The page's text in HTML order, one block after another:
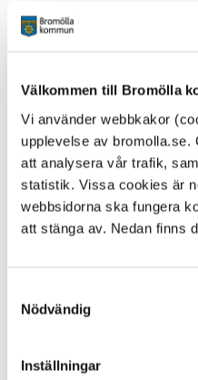
Välkommen till Bromölla
Vi använder webbkakor
upplevelse av
att analysera vår trafik,
statistik. Vissa cookies är
webbsidorna ska fungera
att stänga av. Nedan finns
Nödvändig
Inställningar
Hela webbplatsen
Alla platser